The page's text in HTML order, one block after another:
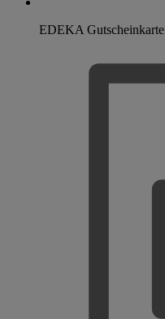
EDEKA Gutscheinkarte